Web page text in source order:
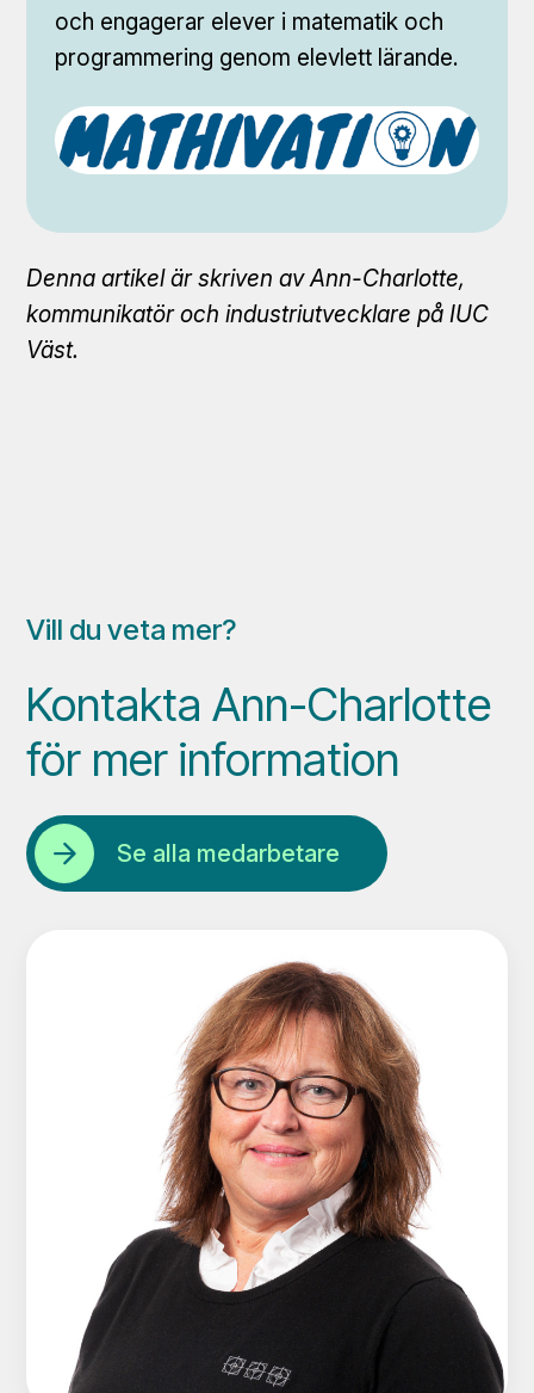
och engagerar elever i matematik och
programmering genom elevlett lärande.
Denna artikel är skriven av Ann-Charlotte,
kommunikatöroch industriutvecklare på IUC
Väst.
Vill du veta mer?
Kontakta Ann-Charlotte
för mer information
Se alla medarbetare